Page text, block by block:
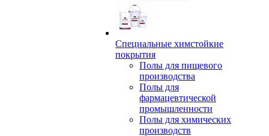
Специальные химстойкие
покрытия
Полы для пищевого
производства
Полы для
фармацевтической
промышленности
Полы для химических
производств